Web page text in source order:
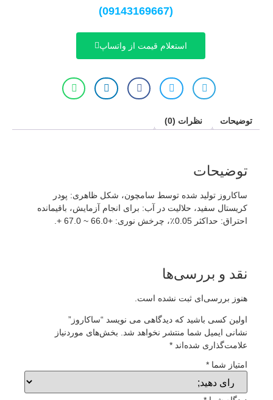
(09143169667)
استعلام قیمت از واتساپ
توضیحات نظرات (0)
توضیحات
ساکاروز تولید شده توسط سامچون، شکل ظاهری: پودر
کریستال سفید، حلالیت در آب: برای انجام آزمایش، باقیمانده
احتراق: حداکثر 0.05٪، چرخش نوری: +66.0 ~ 67.0 +.
نقد و بررسی‌ها
هنوز بررسی‌ای ثبت نشده است.
اولین کسی باشید که دیدگاهی می نویسد “ساکاروز”
نشانی ایمیل شما منتشر نخواهد شد.
بخش‌های موردنیاز
علامت‌گذاری شده‌اند *
امتیاز شما *